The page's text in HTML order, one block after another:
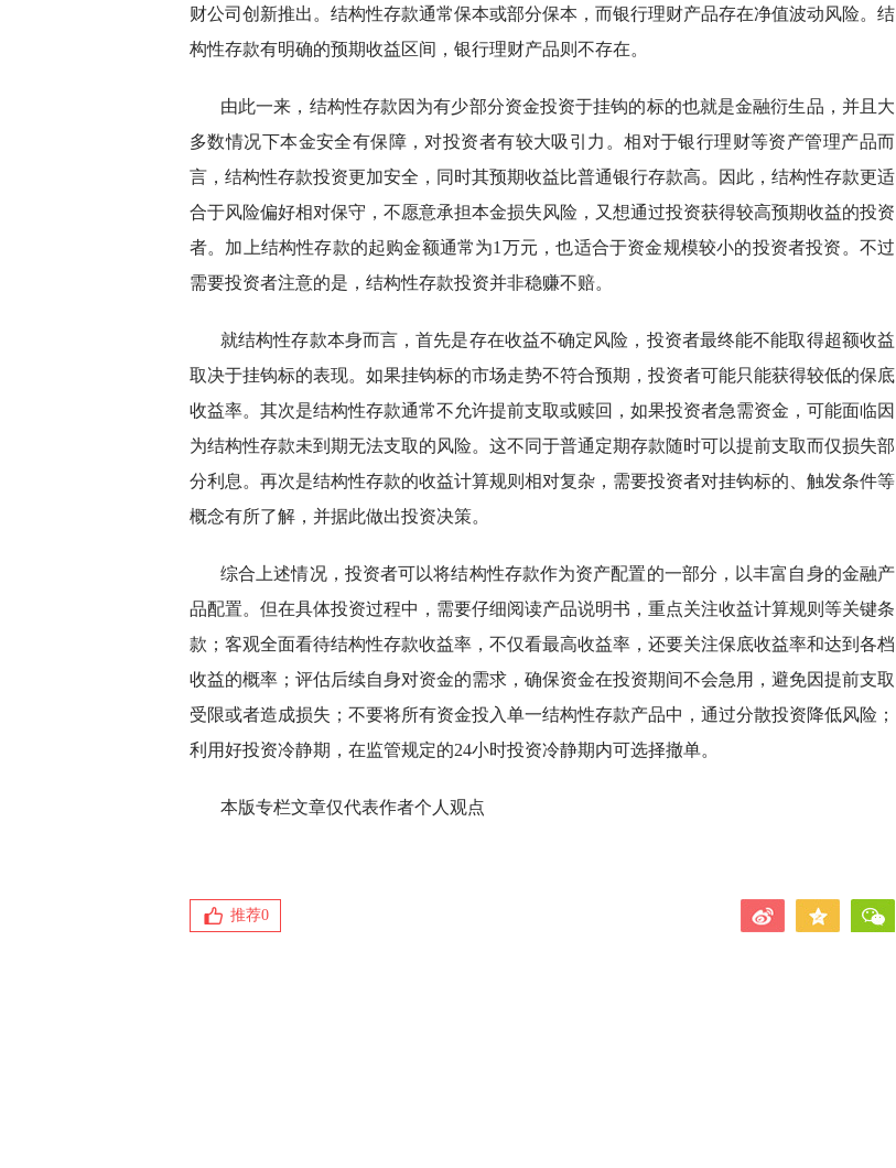
财公司创新推出。结构性存款通常保本或部分保本，而银行理财产品存在净值波动风险。结
构性存款有明确的预期收益区间，银行理财产品则不存在。
由此一来，结构性存款因为有少部分资金投资于挂钩的标的也就是金融衍生品，并且大
多数情况下本金安全有保障，对投资者有较大吸引力。相对于银行理财等资产管理产品而
言，结构性存款投资更加安全，同时其预期收益比普通银行存款高。因此，结构性存款更适
合于风险偏好相对保守，不愿意承担本金损失风险，又想通过投资获得较高预期收益的投资
者。加上结构性存款的起购金额通常为1万元，也适合于资金规模较小的投资者投资。不过
需要投资者注意的是，结构性存款投资并非稳赚不赔。
就结构性存款本身而言，首先是存在收益不确定风险，投资者最终能不能取得超额收益
取决于挂钩标的表现。如果挂钩标的市场走势不符合预期，投资者可能只能获得较低的保底
收益率。其次是结构性存款通常不允许提前支取或赎回，如果投资者急需资金，可能面临因
为结构性存款未到期无法支取的风险。这不同于普通定期存款随时可以提前支取而仅损失部
分利息。再次是结构性存款的收益计算规则相对复杂，需要投资者对挂钩标的、触发条件等
概念有所了解，并据此做出投资决策。
综合上述情况，投资者可以将结构性存款作为资产配置的一部分，以丰富自身的金融产
品配置。但在具体投资过程中，需要仔细阅读产品说明书，重点关注收益计算规则等关键条
款；客观全面看待结构性存款收益率，不仅看最高收益率，还要关注保底收益率和达到各档
收益的概率；评估后续自身对资金的需求，确保资金在投资期间不会急用，避免因提前支取
受限或者造成损失；不要将所有资金投入单一结构性存款产品中，通过分散投资降低风险；
利用好投资冷静期，在监管规定的24小时投资冷静期内可选择撤单。
本版专栏文章仅代表作者个人观点
推荐0